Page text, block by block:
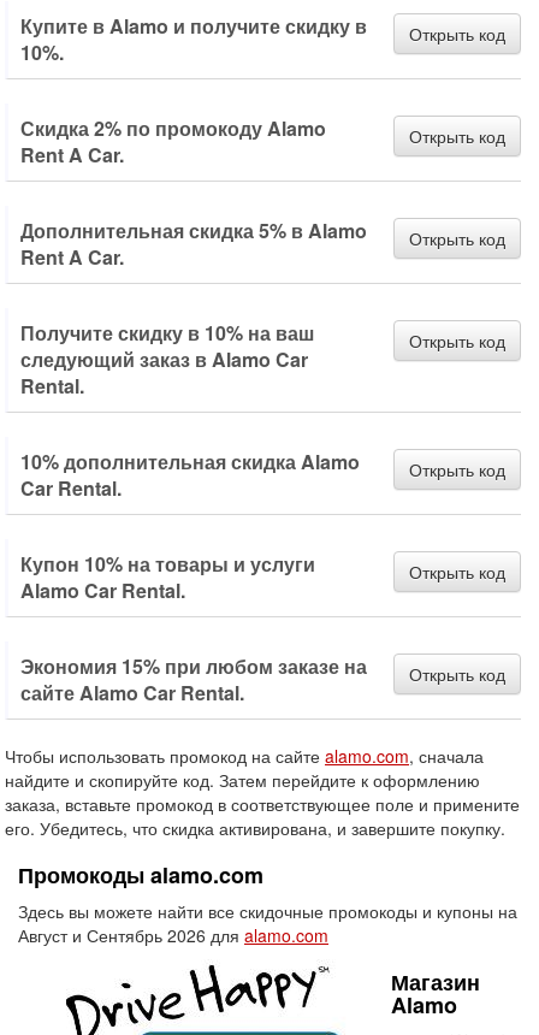
Купите в Alamo и получите скидку в
10%.
Открыть код
Скидка 2% по промокоду Alamo
Rent A Car.
Открыть код
Дополнительная скидка 5% в Alamo
Rent A Car.
Открыть код
Получите скидку в 10% на ваш
следующий заказ в Alamo Car
Rental.
Открыть код
10% дополнительная скидка Alamo
Car Rental.
Открыть код
Купон 10% на товары и услуги
Alamo Car Rental.
Открыть код
Экономия 15% при любом заказе на
сайте Alamo Car Rental.
Открыть код
Чтобы использовать промокод на сайте alamo.com, сначала
найдите и скопируйте код. Затем перейдите к оформлению
заказа, вставьте промокод в соответствующее поле и примените
его. Убедитесь, что скидка активирована, и завершите покупку.
Промокоды alamo.com
Здесь вы можете найти все скидочные промокоды и купоны на
Август и Сентябрь 2026 для alamo.com
Магазин
Alamo